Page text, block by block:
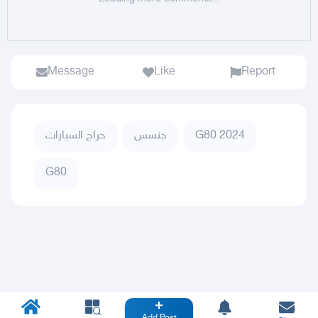
Message Like Report
حراج السيارات جنسس G80 2024
G80